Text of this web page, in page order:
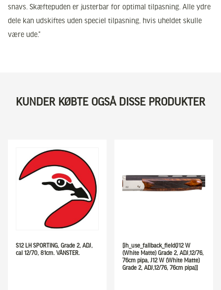
snavs. Skæftepuden er justerbar for optimal tilpasning. Alle ydre
dele kan udskiftes uden speciel tilpasning, hvis uheldet skulle
være ude.”
KUNDER KØBTE OGSÅ DISSE PRODUKTER
S12 LH SPORTING, Grade 2, ADJ,
cal 12/70, 81cm. VÄNSTER.
[ih_use_fallback_field(J12 W
(White Matte) Grade 2, ADJ,12/76,
76cm pipa, J12 W (White Matte)
Grade 2, ADJ,12/76, 76cm pipa)]